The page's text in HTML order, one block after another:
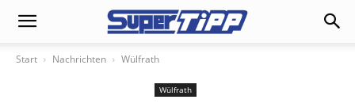
Start Nachrichten Wülfrath
Wülfrath